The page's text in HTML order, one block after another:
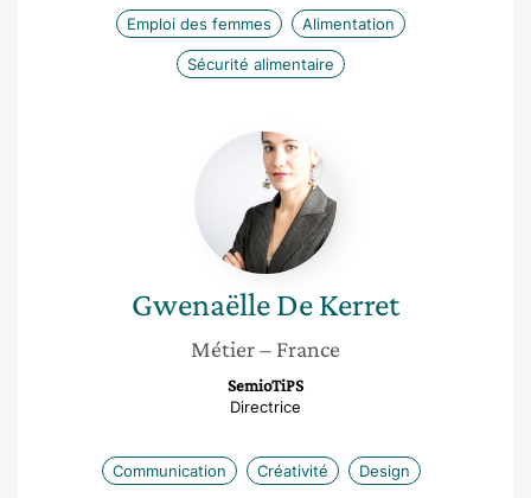
Emploi des femmes Alimentation
Sécurité alimentaire
Gwenaëlle
De
Kerret
GwenaëlleDe Kerret
Métier– France
SemioTiPS
Directrice
Communication Créativité Design